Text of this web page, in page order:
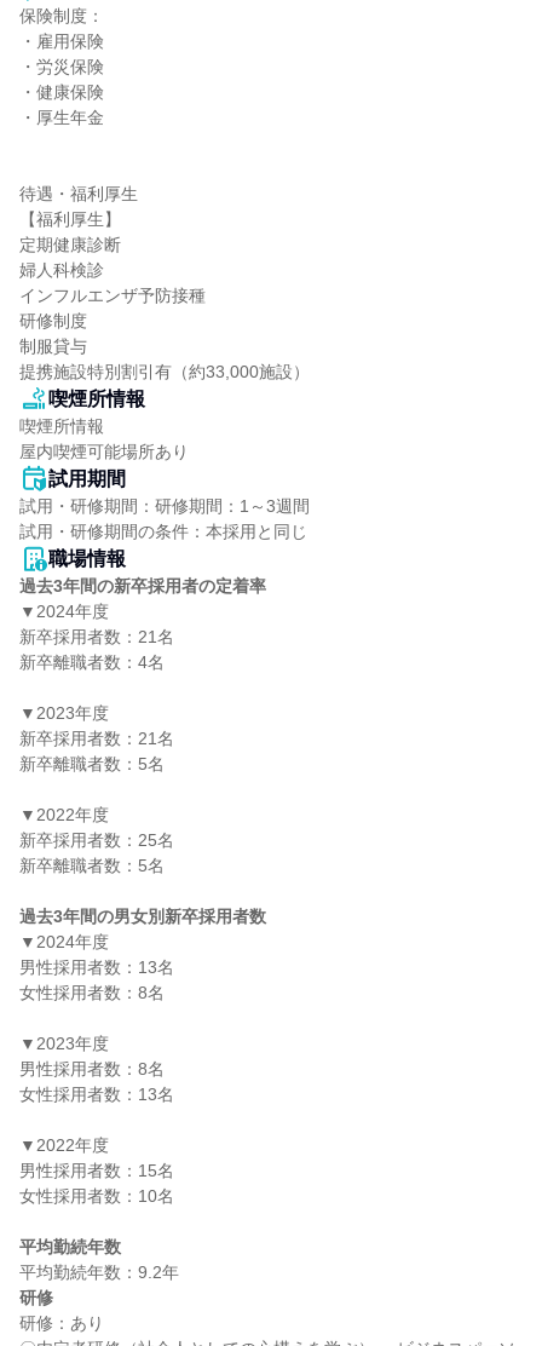
保険制度：
・雇用保険
・労災保険
・健康保険
・厚生年金
待遇・福利厚生
【福利厚生】
定期健康診断
婦人科検診
インフルエンザ予防接種
研修制度
制服貸与
提携施設特別割引有（約33,000施設）
喫煙所情報
喫煙所情報
屋内喫煙可能場所あり
試用期間
試用・研修期間：研修期間：1～3週間
職場情報
過去3年間の新卒採用者の定着率
▼2024年度
新卒採用者数：21名
新卒離職者数：4名
▼2023年度
新卒採用者数：21名
新卒離職者数：5名
▼2022年度
新卒採用者数：25名
新卒離職者数：5名
過去3年間の男女別新卒採用者数
▼2024年度
男性採用者数：13名
女性採用者数：8名
▼2023年度
男性採用者数：8名
女性採用者数：13名
▼2022年度
男性採用者数：15名
女性採用者数：10名
平均勤続年数
研修
研修：あり